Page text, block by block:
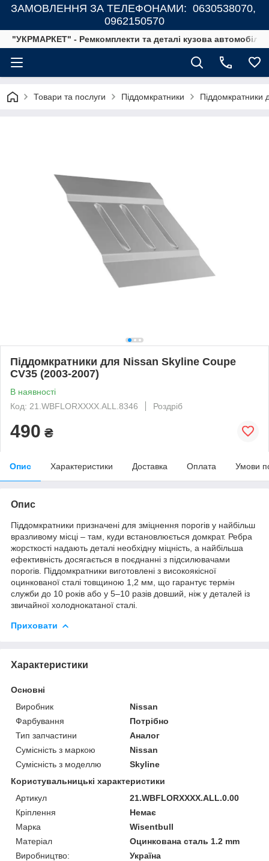
ЗАМОВЛЕННЯ ЗА ТЕЛЕФОНАМИ: 0630538070,
0962150570
"УКРМАРКЕТ" - Ремкомплекти та деталі кузова автомобілів
Товари та послуги Піддомкратники Піддомкратники
Піддомкратники для Nissan Skyline Coupe
CV35 (2003-2007)
В наявності
Код: 21.WBFLORXXXX.ALL.8346
Роздріб
490 ₴
Опис Характеристики Доставка Оплата Умови
Опис
Піддомкратники призначені для зміцнення порогів у найбільш
вразливому місці – там, куди встановлюється домкрат. Ребра
жорсткості надають деталі необхідну міцність, а найбільша
ефективність досягається в поєднанні з підсилювачами
порогів. Піддомкратники виготовлені з високоякісної
оцинкованої сталі товщиною 1,2 мм, що гарантує термін
служби до 10 років або у 5–10 разів довший, ніж у деталей із
звичайної холоднокатаної сталі.
Приховати
Характеристики
Основні
Виробник
Nissan
Фарбування
Потрібно
Тип запчастини
Аналог
Сумісність з маркою
Nissan
Сумісність з моделлю
Skyline
Користувальницькі характеристики
Артикул
21.WBFLORXXXX.ALL.0.00
Кріплення
Немає
Марка
Wisentbull
Матеріал
Оцинкована сталь 1.2 mm
Виробництво:
Україна